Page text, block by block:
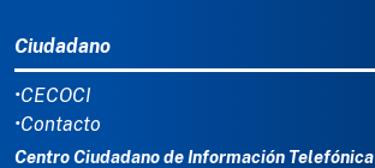
Ciudadano
•CECOCI
•Contacto
Centro Ciudadano de Información Telefónica